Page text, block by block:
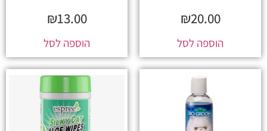
₪20.00
הוספה לסל
₪13.00
הוספה לסל